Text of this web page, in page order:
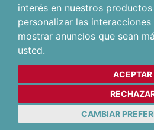
interés en nuestros
personalizar las
mostrar anuncios que sean
usted.
ACEPTAR
CAMBIAR